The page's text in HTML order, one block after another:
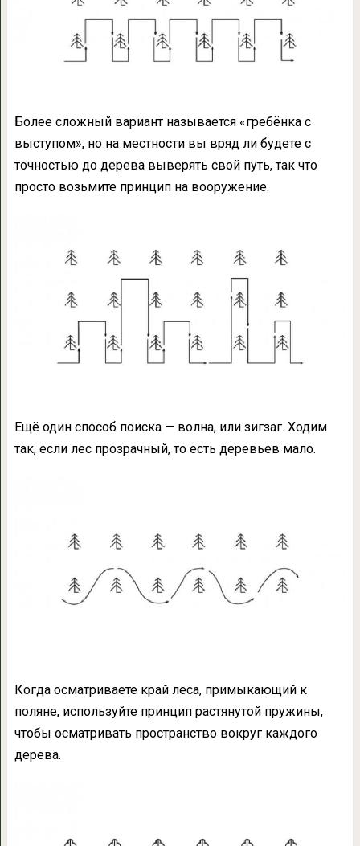
Более сложный вариант называется «гребёнка с
выступом», но на местности вы вряд ли будете с
точностью до дерева выверять свой путь, так что
просто возьмите принцип на вооружение.
Ещё один способ поиска — волна, или зигзаг. Ходим
так, если лес прозрачный, то есть деревьев мало.
Когда осматриваете край леса, примыкающий к
поляне, используйте принцип растянутой пружины,
чтобы осматривать пространство вокруг каждого
дерева.